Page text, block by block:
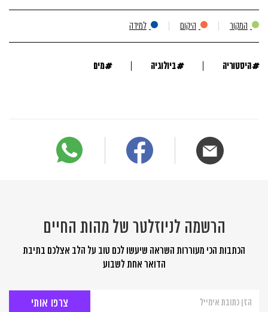
המקור היקום למידה
#היסטוריה #ביולוגיה #מים
הרשמה לניוזלטר של מהות החיים
הכתבות הכי מעוררות השראה שיעשו לכם טוב על הלב אצלכם בתיבת
הדואר אחת לשבוע
לניוזלטר